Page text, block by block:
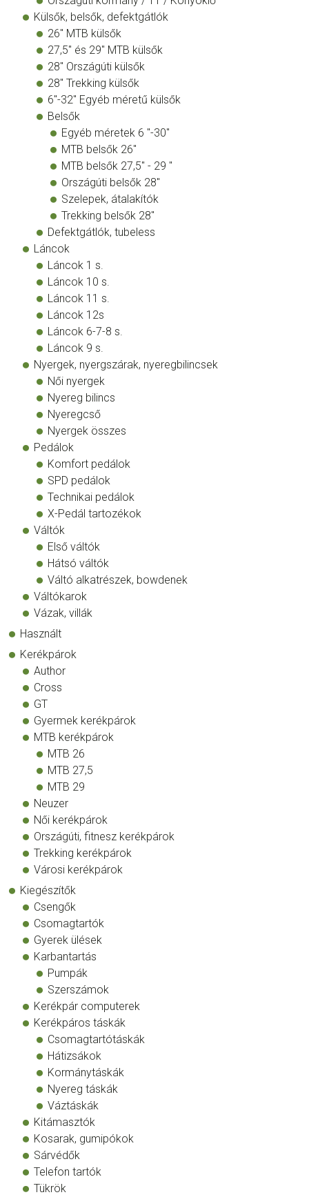
Külsők, belsők, defektgátlók
26" MTB külsők
27,5" és 29" MTB külsők
28" Országúti külsők
28" Trekking külsők
6"-32" Egyéb méretű külsők
Belsők
Egyéb méretek 6 "-30"
MTB belsők 26"
MTB belsők 27,5" - 29 "
Országúti belsők 28"
Szelepek, átalakítók
Trekking belsők 28"
Defektgátlók, tubeless
Láncok
Láncok 1 s.
Láncok 10 s.
Láncok 11 s.
Láncok 12s
Láncok 6-7-8 s.
Láncok 9 s.
Nyergek, nyergszárak, nyeregbilincsek
Női nyergek
Nyereg bilincs
Nyeregcső
Nyergek összes
Pedálok
Komfort pedálok
SPD pedálok
Technikai pedálok
X-Pedál tartozékok
Váltók
Első váltók
Hátsó váltók
Váltó alkatrészek, bowdenek
Váltókarok
Vázak, villák
Használt
Kerékpárok
Author
Cross
GT
Gyermek kerékpárok
MTB kerékpárok
MTB 26
MTB 27,5
MTB 29
Neuzer
Női kerékpárok
Országúti, fitnesz kerékpárok
Trekking kerékpárok
Városi kerékpárok
Kiegészítők
Csengők
Csomagtartók
Gyerek ülések
Karbantartás
Pumpák
Szerszámok
Kerékpár computerek
Kerékpáros táskák
Csomagtartótáskák
Hátizsákok
Kormánytáskák
Nyereg táskák
Váztáskák
Kitámasztók
Kosarak, gumipókok
Sárvédők
Telefon tartók
Tükrök